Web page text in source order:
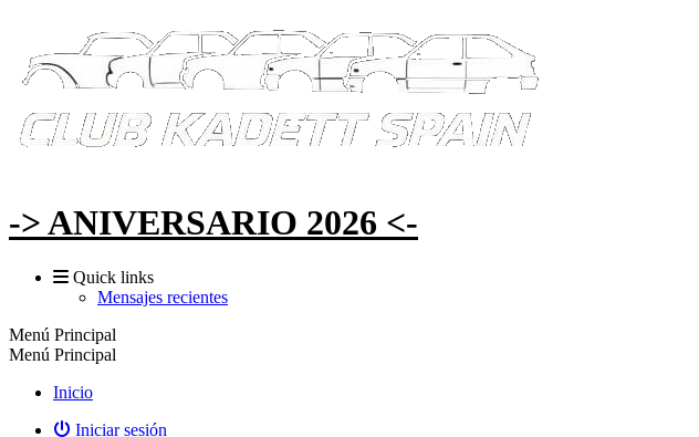
-> ANIVERSARIO 2026 <-
Quick links
Mensajes recientes
Menú Principal
Menú Principal
Inicio
Iniciar sesión